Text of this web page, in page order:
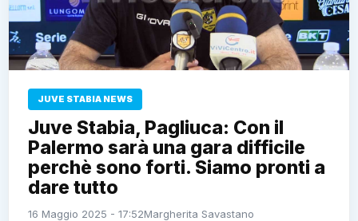
JUVE STABIA NEWS
Juve Stabia, Pagliuca: Con il
Palermo sarà una gara difficile
perchè sono forti. Siamo pronti a
dare tutto
16 Maggio 2025 - 17:52Margherita Savastano